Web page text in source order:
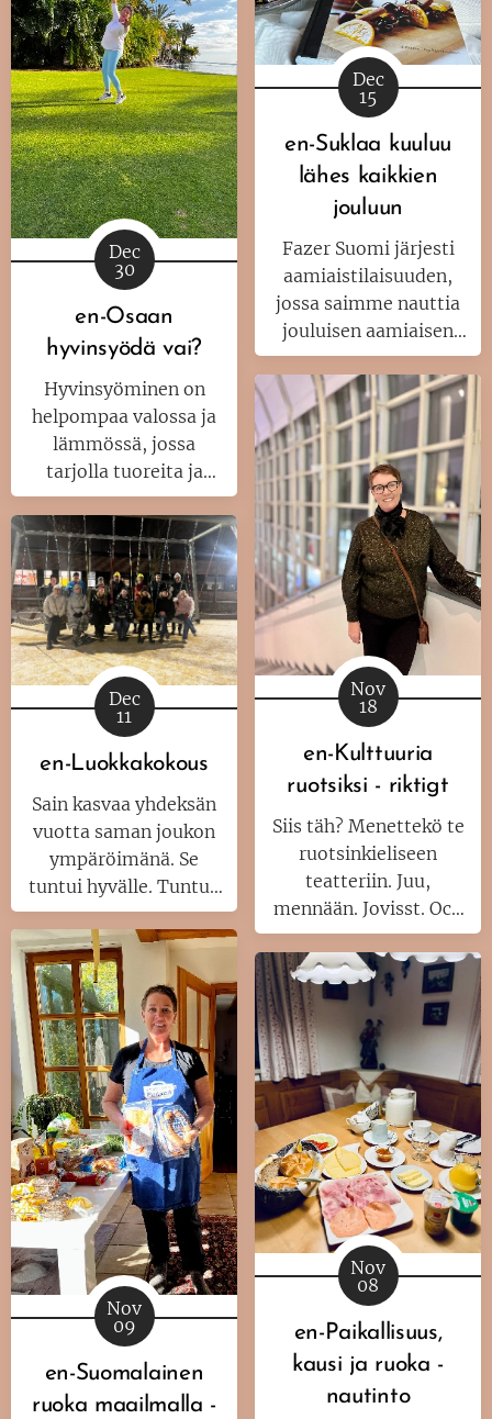
tapahtumalle oman
kuplivan tyylikkään
tunnelman.
Dec
30
en-Osaan
hyvinsyödä vai?
Hyvinsyöminen on
helpompaa valossa ja
lämmössä, jossa
tarjolla tuoreita ja
makeita hedelmiä
valmiiksi pilkottuina
kohtuuhintaan. Lisäksi
monipuolinen ja
kohtuuhintainen kala-
ja äyriäisvalikoima
tarjoaa maukkaan ja
terveellisen
vaihtoehdon aterialle.
Meillä Suomessa on
omat haasteemme
hyvinsyömiselle.
Dec
15
en-Suklaa kuuluu
lähes kaikkien
jouluun
Fazer Suomi järjesti
aamiaistilaisuuden,
jossa saimme nauttia
jouluisen aamiaisen
Fazerin kotona eli
Kluuvikadun Fasulla.
Kluuvikadulta kaikki
alkoi. Kluuvikadulla oli
jälleen kerran aivan
ihana tunnelma. Aina
on.
Dec
11
en-Luokkakokous
Sain kasvaa yhdeksän
vuotta saman joukon
ympäröimänä. Se
tuntui hyvälle. Tuntuu
vieläkin.
Nov
18
en-Kulttuuria
ruotsiksi - riktigt
Siis täh? Menettekö te
ruotsinkieliseen
teatteriin. Juu,
mennään. Jovisst. Och
vi njuter av det.
Oikeasti.
Nov
09
en-Suomalainen
ruoka maailmalla -
Nov
08
en-Paikallisuus,
kausi ja ruoka -
nautinto